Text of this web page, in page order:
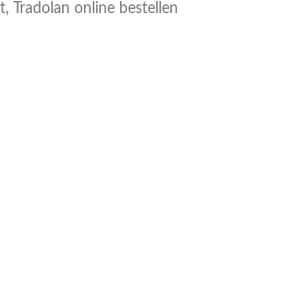
Tradolan online bestellen